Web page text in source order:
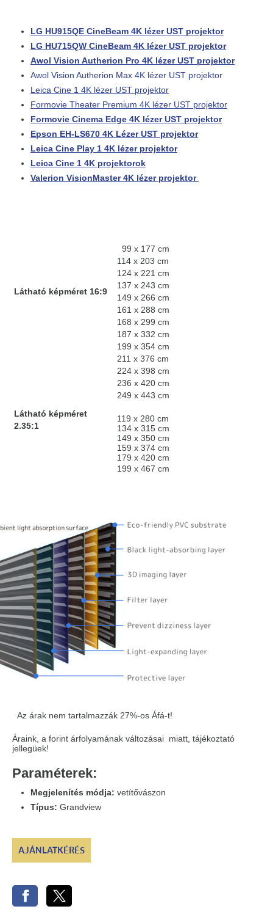
LG HU915QE CineBeam 4K lézer UST projektor
LG HU715QW CineBeam 4K lézer UST projektor
Awol Vision Autherion Pro 4K lézer UST projektor
Awol Vision Autherion Max 4K lézer UST projektor
Leica Cine 1 4K lézer UST projektor
Formovie Theater Premium 4K lézer UST projektor
Formovie Cinema Edge 4K lézer UST projektor
Epson EH-LS670 4K Lézer UST projektor
Leica Cine Play 1 4K lézer projektor
Leica Cine 1 4K projektorok
Valerion VisionMaster 4K lézer projektor
Látható képméret 16:9
Látható képméret
2.35:1
99 x 177 cm
114 x 203 cm
124 x 221 cm
137 x 243 cm
149 x 266 cm
161 x 288 cm
168 x 299 cm
187 x 332 cm
199 x 354 cm
211 x 376 cm
224 x 398 cm
236 x 420 cm
249 x 443 cm
119 x 280 cm
134 x 315 cm
149 x 350 cm
159 x 374 cm
179 x 420 cm
199 x 467 cm
Az árak nem tartalmazzák 27%-os Áfá-t!
Áraink, a forint árfolyamának változásai miatt, tájékoztató
jellegüek!
Paraméterek:
Megjelenítés módja: vetítővászon
Típus: Grandview
AJÁNLATKÉRÉS